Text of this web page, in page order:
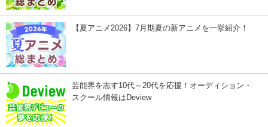
【夏アニメ2026】7月期夏の新アニメを一挙紹介！
芸能界を志す10代～20代を応援！オーディション・
スクール情報はDeview